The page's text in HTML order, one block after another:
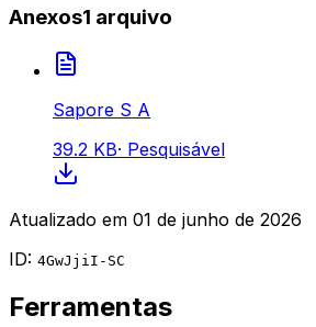
Anexos1 arquivo
Sapore S A
39.2 KB· Pesquisável
Atualizado em 01 de junho de 2026
ID: 4GwJjiI-SC
Ferramentas